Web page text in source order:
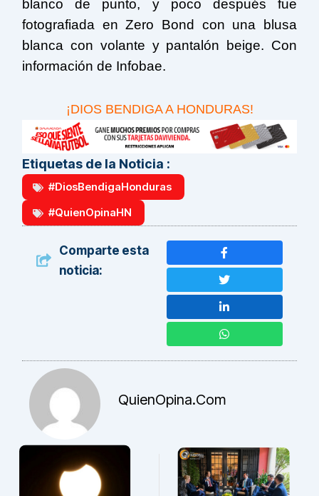
blanco de punto, y poco después fue
fotografiada en Zero Bond con una blusa
blanca con volante y pantalón beige. Con
información de Infobae.
¡DIOS BENDIGA A HONDURAS!
Etiquetas de la Noticia :
#DiosBendigaHonduras
#QuienOpinaHN
Comparte esta
noticia:
QuienOpina.com